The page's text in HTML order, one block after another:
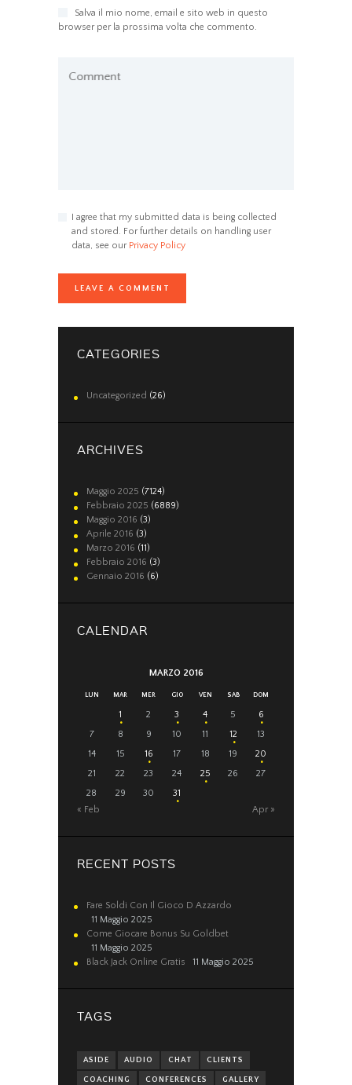
Salva il mio nome, email e sito web in questo
browser per la prossima volta che commento.
Comment
I agree that my submitted data is being collected
and stored. For further details on handling user
data, see our Privacy Policy
CATEGORIES
Uncategorized (26)
ARCHIVES
Maggio 2025 (7124)
Febbraio 2025 (6889)
Maggio 2016 (3)
Aprile 2016 (3)
Marzo 2016 (11)
Febbraio 2016 (3)
Gennaio 2016 (6)
CALENDAR
MARZO 2016
LUN MAR MER GIO VEN SAB DOM
1 2 3 4 5
6
7
8 9 10 11 12
13
14
15 16 17 18 19
20
21
22 23 24 25 26
27
28
29 30
31
« Feb
Apr »
RECENT POSTS
Fare Soldi Con Il Gioco D Azzardo
11 Maggio 2025
Come Giocare Bonus Su Goldbet
11 Maggio 2025
Black Jack Online Gratis
11 Maggio 2025
TAGS
ASIDE AUDIO CHAT CLIENTS
COACHING CONFERENCES GALLERY